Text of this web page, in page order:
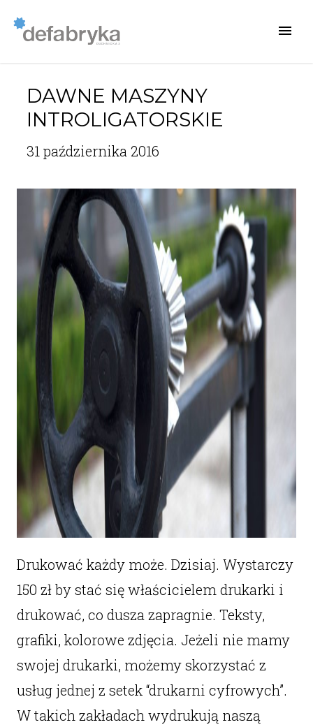
DAWNE MASZYNY
INTROLIGATORSKIE
31 października 2016
Drukować każdy może. Dzisiaj. Wystarczy
150 zł by stać się właścicielem drukarki i
drukować, co dusza zapragnie. Teksty,
grafiki, kolorowe zdjęcia. Jeżeli nie mamy
swojej drukarki, możemy skorzystać z
usług jednej z setek “drukarni cyfrowych”.
W takich zakładach wydrukują naszą